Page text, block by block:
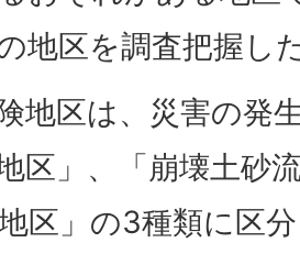
地区を調査把握し
地区は、災害の発
区」、「崩壊土砂
区」の3種類に区